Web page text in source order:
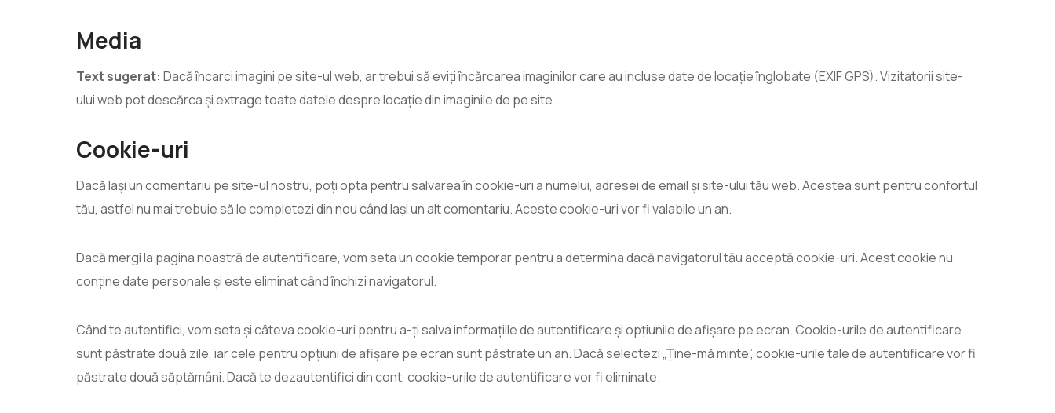
Media
Text sugerat: Dacă încarci imagini pe site-ul web, ar trebui să eviți încărcarea imaginilor care au incluse date de locație înglobate (EXIF GPS). Vizitatorii site-
ului web pot descărca și extrage toate datele despre locație din imaginile de pe site.
Cookie-uri
Dacă lași un comentariu pe site-ul nostru, poți opta pentru salvarea în cookie-uri a numelui, adresei de email și site-ului tău web. Acestea sunt pentru confortul
tău, astfel nu mai trebuie să le completezi din nou când lași un alt comentariu. Aceste cookie-uri vor fi valabile un an.
Dacă mergi la pagina noastră de autentificare, vom seta un cookie temporar pentru a determina dacă navigatorul tău acceptă cookie-uri. Acest cookie nu
conține date personale și este eliminat când închizi navigatorul.
Când te autentifici, vom seta și câteva cookie-uri pentru a-ți salva informațiile de autentificare și opțiunile de afișare pe ecran. Cookie-urile de autentificare
sunt păstrate două zile, iar cele pentru opțiuni de afișare pe ecran sunt păstrate un an. Dacă selectezi „Ține-mă minte”, cookie-urile tale de autentificare vor fi
păstrate două săptămâni. Dacă te dezautentifici din cont, cookie-urile de autentificare vor fi eliminate.